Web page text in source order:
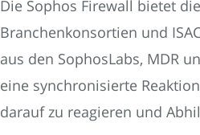
Die Sophos Firewall bietet
Branchenkonsortien und
aus den SophosLabs, MDR
eine synchronisierte
darauf zu reagieren und